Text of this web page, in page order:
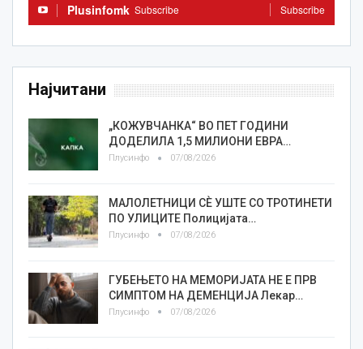
Plusinfomk Subscribe Subscribe
Најчитани
„КОЖУВЧАНКА“ ВО ПЕТ ГОДИНИ
ДОДЕЛИЛА 1,5 МИЛИОНИ ЕВРА…
Плусинфо 07/08/2026
МАЛОЛЕТНИЦИ СÈ УШТЕ СО ТРОТИНЕТИ
ПО УЛИЦИТЕ Полицијата…
Плусинфо 07/08/2026
ГУБЕЊЕТО НА МЕМОРИЈАТА НЕ Е ПРВ
СИМПТОМ НА ДЕМЕНЦИЈА Лекар…
Плусинфо 07/08/2026